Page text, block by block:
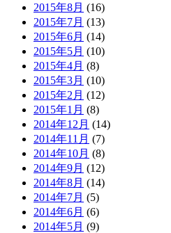
2015年8月 (16)
2015年7月 (13)
2015年6月 (14)
2015年5月 (10)
2015年4月 (8)
2015年3月 (10)
2015年2月 (12)
2015年1月 (8)
2014年12月 (14)
2014年11月 (7)
2014年10月 (8)
2014年9月 (12)
2014年8月 (14)
2014年7月 (5)
2014年6月 (6)
2014年5月 (9)